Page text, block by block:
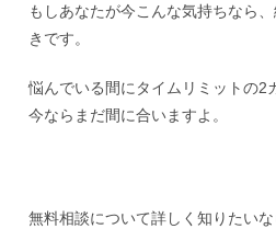
もしあなたが今こんな気持ちなら
きです。
悩んでいる間にタイムリミットの2
今ならまだ間に合いますよ。
無料相談について詳しく知りたいな